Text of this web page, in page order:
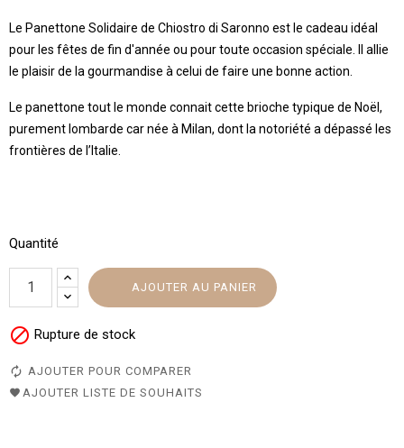
Le Panettone Solidaire de Chiostro di Saronno est le cadeau idéal
pour les fêtes de fin d'année ou pour toute occasion spéciale. Il allie
le plaisir de la gourmandise à celui de faire une bonne action.
Le panettone tout le monde connait cette brioche typique de Noël,
purement lombarde car née à Milan, dont la notoriété a dépassé les
frontières de l’Italie.
Quantité
AJOUTER AU PANIER
 Rupture de stock
AJOUTER POUR COMPARER
AJOUTER LISTE DE SOUHAITS